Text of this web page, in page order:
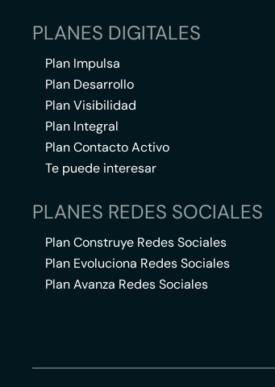
PLANES DIGITALES
Plan Impulsa
Plan Desarrollo
Plan Visibilidad
Plan Integral
Plan Contacto Activo
Te puede interesar
PLANES REDES SOCIALES
Plan Construye Redes Sociales
Plan Evoluciona Redes Sociales
Plan Avanza Redes Sociales